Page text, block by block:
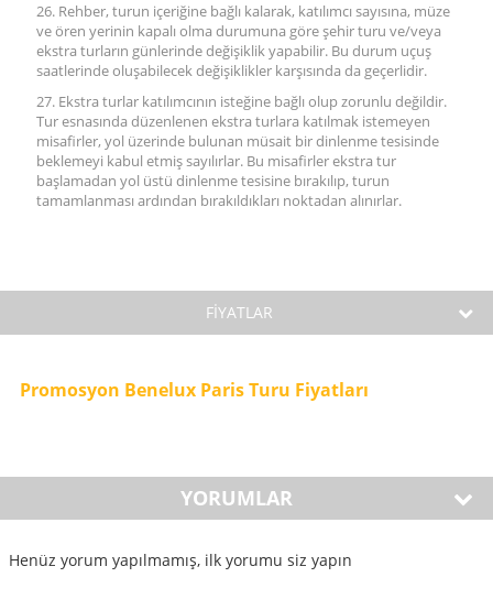
26. Rehber, turun içeriğine bağlı kalarak, katılımcı sayısına, müze
ve ören yerinin kapalı olma durumuna göre şehir turu ve/veya
ekstra turların günlerinde değişiklik yapabilir. Bu durum uçuş
saatlerinde oluşabilecek değişiklikler karşısında da geçerlidir.
27. Ekstra turlar katılımcının isteğine bağlı olup zorunlu değildir.
Tur esnasında düzenlenen ekstra turlara katılmak istemeyen
misafirler, yol üzerinde bulunan müsait bir dinlenme tesisinde
beklemeyi kabul etmiş sayılırlar. Bu misafirler ekstra tur
başlamadan yol üstü dinlenme tesisine bırakılıp, turun
tamamlanması ardından bırakıldıkları noktadan alınırlar.
FİYATLAR
Promosyon Benelux Paris Turu Fiyatları
YORUMLAR
Henüz yorum yapılmamış, ilk yorumu siz yapın